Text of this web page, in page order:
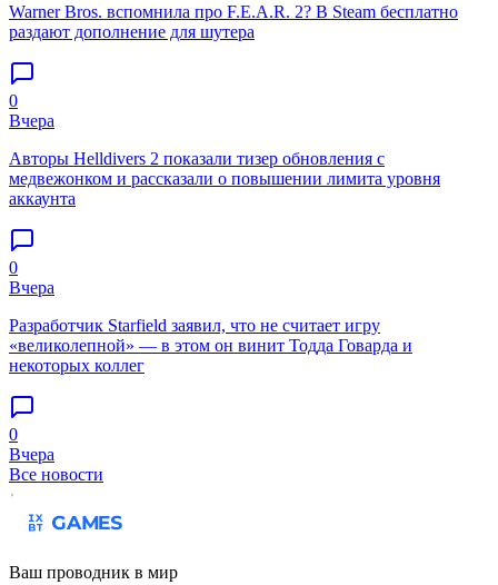
Warner Bros. вспомнила про F.E.A.R. 2? В Steam бесплатно
раздают дополнение для шутера
0
Вчера
Авторы Helldivers 2 показали тизер обновления с
медвежонком и рассказали о повышении лимита уровня
аккаунта
0
Вчера
Разработчик Starfield заявил, что не считает игру
«великолепной» — в этом он винит Тодда Говарда и
некоторых коллег
0
Вчера
Все новости
Ваш проводник в мир